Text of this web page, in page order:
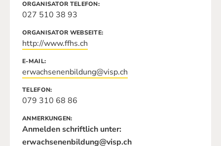
ORGANISATOR TELEFON
027 510 38 93
ORGANISATOR WEBSEITE
http://www.ffhs.ch
E-MAIL
erwachsenenbildung@visp.ch
TELEFON
079 310 68 86
ANMERKUNGEN
Anmelden schriftlich unter:
erwachsenenbildung@visp.ch